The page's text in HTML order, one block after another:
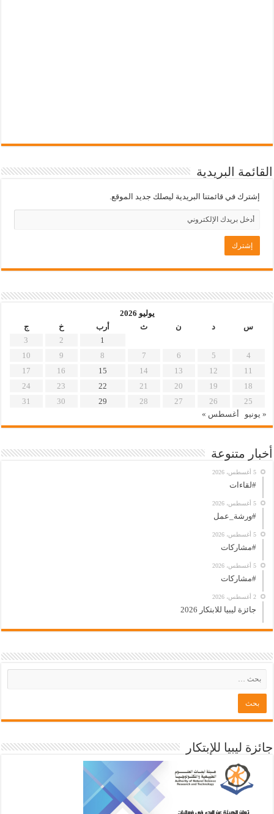
القائمة البريدية
إشترك في قائمتنا البريدية ليصلك جديد الموقع.
يوليو 2026
س
د ن ث أرب خ
ج
1
2
3
4
5
6
7
8
9
10
11
12
13
14
15
16
17
18
19
20
21
22
23
24
25
26
27
28
29
30
31
« يونيو
أغسطس »
أخبار متنوعة
5 أغسطس، 2026
#لقاءات
5 أغسطس، 2026
#ورشة_عمل
5 أغسطس، 2026
#مشاركات
5 أغسطس، 2026
#مشاركات
2 أغسطس، 2026
جائزة ليبيا للابتكار 2026
جائزة ليبيا للإبتكار